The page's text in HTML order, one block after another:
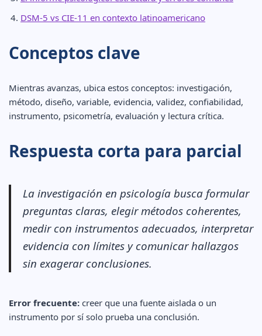
DSM-5 vs CIE-11 en contexto latinoamericano
Conceptos clave
Mientras avanzas, ubica estos conceptos: investigación,
método, diseño, variable, evidencia, validez, confiabilidad,
instrumento, psicometría, evaluación y lectura crítica.
Respuesta corta para parcial
La investigación en psicología busca formular
preguntas claras, elegir métodos coherentes,
medir con instrumentos adecuados, interpretar
evidencia con límites y comunicar hallazgos
sin exagerar conclusiones.
Error frecuente: creer que una fuente aislada o un
instrumento por sí solo prueba una conclusión.